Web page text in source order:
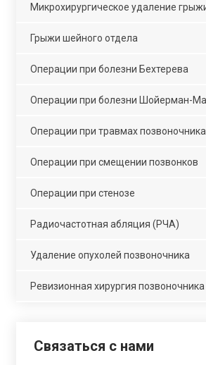
Микрохирургическое удаление
Грыжи шейного отдела
Операции при болезни Бехтерева
Операции при болезни Шойерман-
Операции при травмах позвоночника
Операции при смещении позвонков
Операции при стенозе
Радиочастотная абляция (РЧА)
Удаление опухолей позвоночника
Ревизионная хирургия позвоночника
Связаться с нами